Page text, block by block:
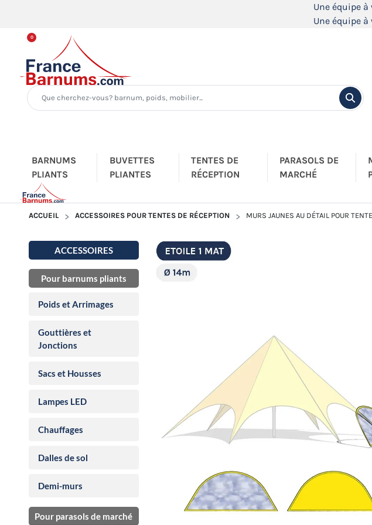
Une équipe
Une équipe
0
BARNUMS
PLIANTS
BUVETTES
PLIANTES
TENTES DE
RÉCEPTION
PARASOLS DE
MARCHÉ
ACCUEIL ACCESSOIRES POUR TENTES DE RÉCEPTION MURS JAUNES AU DÉTAIL POUR
ACCESSOIRES
Pour barnums pliants
Poids et Arrimages
Gouttières et
Jonctions
Sacs et Housses
Lampes LED
Chauffages
Dalles de sol
Demi-murs
Pour parasols de marché